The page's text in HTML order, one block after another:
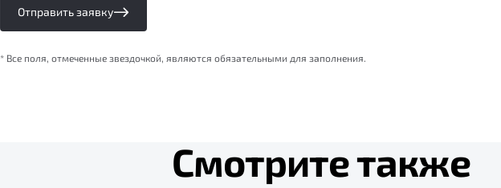
Отправить заявку
* Все поля, отмеченные звездочкой, являются обязательными для заполнения.
Смотрите также